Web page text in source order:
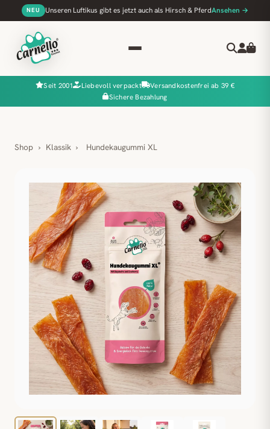
NEU Unseren Luftikus gibt es jetzt auch als Hirsch & PferdAnsehen →
Seit 2001 Liebevoll verpackt
Versandkostenfrei ab 39 €
Sichere Bezahlung
Shop › Klassik › Hundekaugummi XL